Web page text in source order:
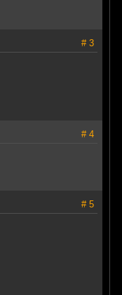
# 3
# 4
# 5